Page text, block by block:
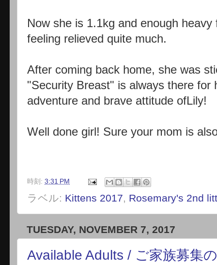
Now she is 1.1kg and enough
feeling relieved quite much.
After coming back home, she was
"Security Breast" is always there
adventure and brave attitude ofLily!
Well done girl! Sure your mom is
時刻: 3:31 PM
ラベル: Kittens 2017, Rosemary's 2nd
TUESDAY, NOVEMBER 7, 2017
Available Adults / ご家族募集